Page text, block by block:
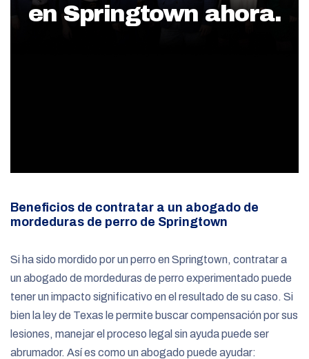
en Springtown ahora.
Beneficios de contratar a un abogado de
mordeduras de perro de Springtown
Si ha sido mordido por un perro en Springtown, contratar a
un abogado de mordeduras de perro experimentado puede
tener un impacto significativo en el resultado de su caso. Si
bien la ley de Texas le permite buscar compensación por sus
lesiones, manejar el proceso legal sin ayuda puede ser
abrumador. Así es como un abogado puede ayudar: